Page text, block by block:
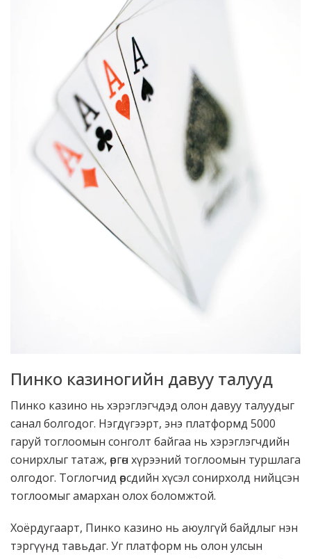
Пинко казиногийн давуу талууд
Пинко казино нь хэрэглэгчдэд олон давуу талуудыг
санал болгодог. Нэгдүгээрт, энэ платформд 5000
гаруй тоглоомын сонголт байгаа нь хэрэглэгчдийн
сонирхлыг татаж, өргөн хүрээний тоглоомын туршлага
олгодог. Тоглогчид өөрсдийн хүсэл сонирхолд нийцсэн
тоглоомыг амархан олох боломжтой.
Хоёрдугаарт, Пинко казино нь аюулгүй байдлыг нэн
тэргүүнд тавьдаг. Уг платформ нь олон улсын